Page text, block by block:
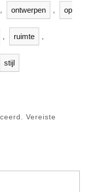
, ontwerpen , op
, ruimte ,
stijl
Vereiste